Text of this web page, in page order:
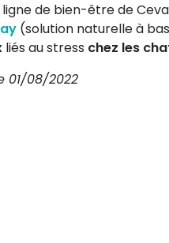
de bien-être de
(solution naturelle à
liés au stress chez les
01/08/2022